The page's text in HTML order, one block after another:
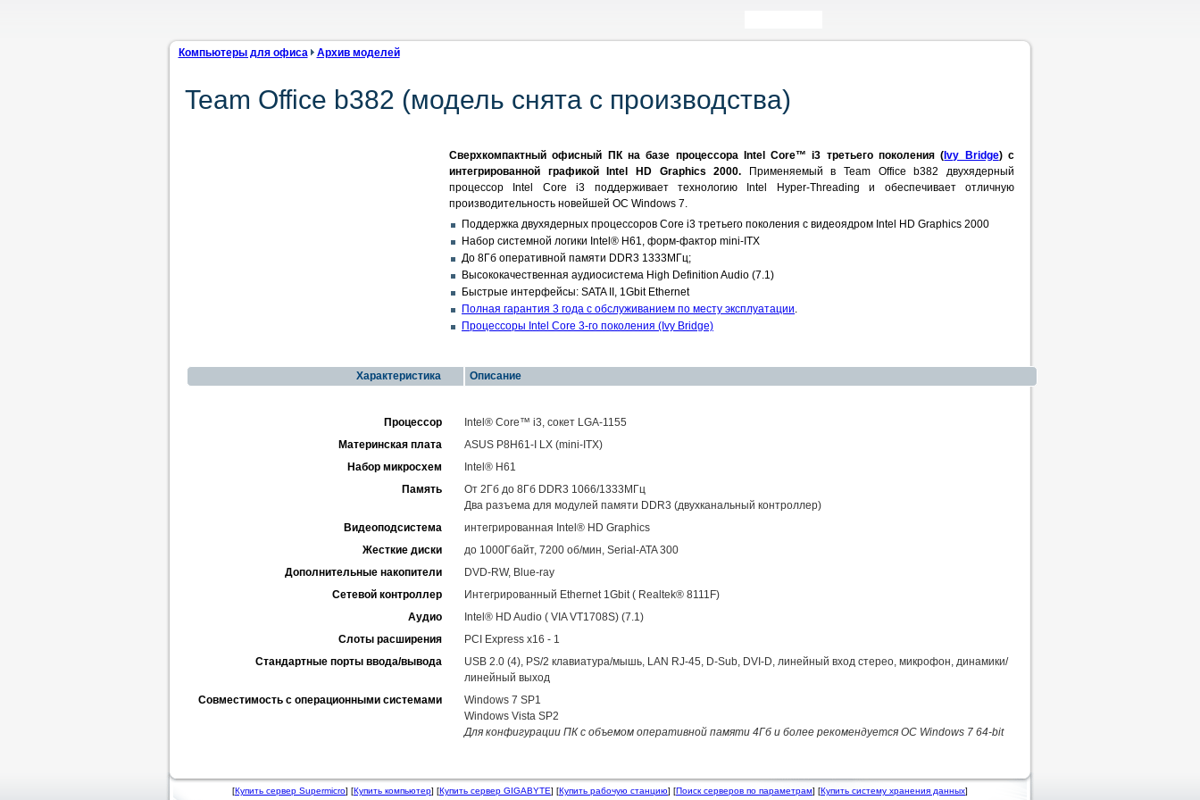
Компьютеры для офиса Архив моделей
Team Office b382 (модель снята с производства)
Сверхкомпактный офисный ПК на базе процессора Intel Core™ i3 третьего поколения ( Ivy Bridge) с
интегрированной графикой Intel HD Graphics 2000. Применяемый в Team Office b382 двухядерный
процессор Intel Core i3 поддерживает технологию Intel Hyper-Threading и обеспечивает отличную
производительность новейшей ОС Windows 7.
Поддержка двухядерных процессоров Core i3 третьего поколения с видеоядром Intel HD Graphics 2000
Набор системной логики Intel® H61, форм-фактор mini-ITX
До 8Гб оперативной памяти DDR3 1333МГц;
Высококачественная аудиосистема High Definition Audio (7.1)
Быстрые интерфейсы: SATA II, 1Gbit Ethernet
Полная гарантия 3 года с обслуживанием по месту эксплуатации.
Процессоры Intel Core 3-го поколения (Ivy Bridge)
Характеристика Описание
Процессор
Intel® Core™ i3, сокет LGA-1155
Материнская плата
ASUS P8H61-I LX (mini-ITX)
Набор микросхем
Intel® H61
Память
От 2Гб до 8Гб DDR3 1066/1333МГц
Два разъема для модулей памяти DDR3 (двухканальный контроллер)
Видеоподсистема
интегрированная Intel® HD Graphics
Жесткие диски
до 1000Гбайт, 7200 об/мин, Serial-ATA 300
Дополнительные накопители
DVD-RW, Blue-ray
Сетевой контроллер
Интегрированный Ethernet 1Gbit ( Realtek® 8111F)
Аудио
Intel® HD Audio ( VIA VT1708S) (7.1)
Слоты расширения
PCI Express x16 - 1
Стандартные порты ввода/вывода
USB 2.0 (4), PS/2 клавиатура/мышь, LAN RJ-45, D-Sub, DVI-D, линейный вход стерео, микрофон, динамики/
линейный выход
Совместимость с операционными системами
Windows 7 SP1
Windows Vista SP2
Для конфигурации ПК с объемом оперативной памяти 4Гб и более рекомендуется ОС Windows 7 64-bit
[Купить сервер Supermicro] [Купить компьютер] [Купить сервер GIGABYTE] [Купить рабочую станцию] [Поиск серверов по параметрам] [Купить систему хранения данных]